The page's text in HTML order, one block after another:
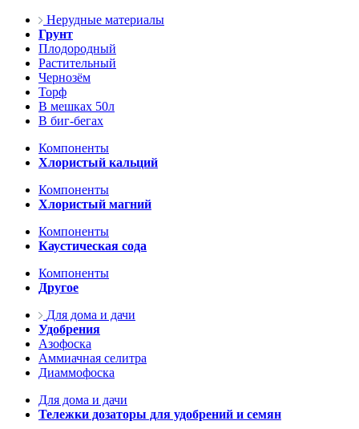
Нерудные материалы
Грунт
Плодородный
Растительный
Чернозём
Торф
В мешках 50л
В биг-бегах
Компоненты
Хлористый кальций
Компоненты
Хлористый магний
Компоненты
Каустическая сода
Компоненты
Другое
Для дома и дачи
Удобрения
Азофоска
Аммиачная селитра
Диаммофоска
Для дома и дачи
Тележки дозаторы для удобрений и семян